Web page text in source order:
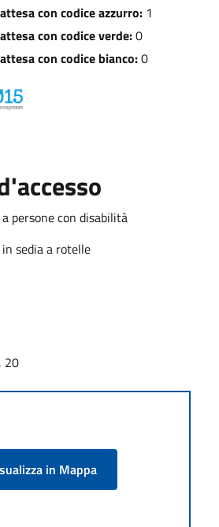
con codice azzurro: 1
con codice verde:0
con codice bianco:0
persone con disabilità
sedia a rotelle
20
in Mappa